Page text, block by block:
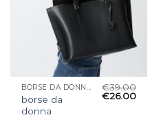
BORSE DA DONNA
borse da
donna
€39.00
€26.00